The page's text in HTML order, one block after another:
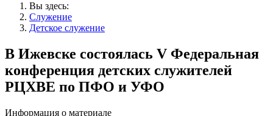
Вы здесь:
Служение
Детское служение
В Ижевске состоялась V Федеральная
конференция детских служителей
РЦХВЕ по ПФО и УФО
Информация о материале